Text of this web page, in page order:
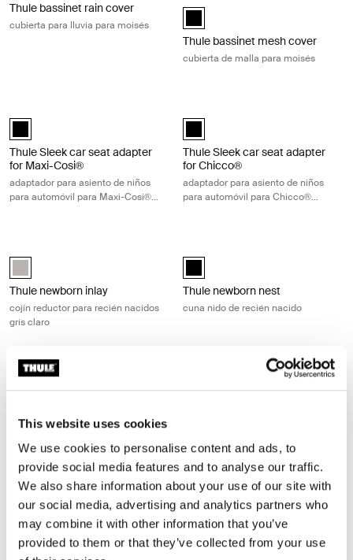
This website uses cookies
We use cookies to personalise content and ads, to
provide social media features and to analyse our traffic.
We also share information about your use of our site with
our social media, advertising and analytics partners who
may combine it with other information that you’ve
provided to them or that they’ve collected from your use
Thule bassinet rain cover
cubierta para lluvia para moisés
Thule bassinet mesh cover
Thule bassinet mesh cover
cubierta de malla para moisés
Thule Sleek car seat adapter for Maxi-Cosi® Negro (selected)
Thule Sleek car seat adapter
for Maxi-Cosi®
adaptador para asiento de niños
para automóvil para Maxi-Cosi®
Thule Sleek car seat adapter for
Thule Sleek car seat adapter
for Chicco®
adaptador para asiento de niños
para automóvil para Chicco®
Thule newborn inlay Soft Gray (selected)
Thule newborn inlay
cojín reductor para recién nacidos
gris claro
Thule newborn nest Negro
Thule newborn nest
cuna nido de recién nacido
Thule rider board patineta para enganchar Black
Thule rider board
Thule Spring rider board adapter
adaptador
Thule stroller cup holder portavasos para carriola negro Black
Thule stroller cup holder Negro (selected)
Thule stroller cup holder
Thule Sleek cup holder portavasos
Thule Sleek cup holder Negro
Thule Sleek cup holder